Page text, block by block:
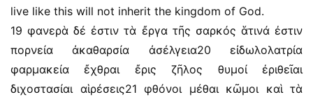
live like this will not inherit the kingdom of God.
19 φανερὰ δέ ἐστιν τὰ ἔργα τῆς σαρκός ἅτινά ἐστιν
πορνεία ἀκαθαρσία ἀσέλγεια20 εἰδωλολατρία
φαρμακεία ἔχθραι ἔρις ζῆλος θυμοί ἐριθεῖαι
διχοστασίαι αἱρέσεις21 φθόνοι μέθαι κῶμοι καὶ τὰ